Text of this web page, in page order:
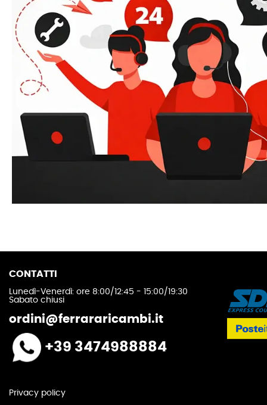
CONTATTI
Lunedì-Venerdì: ore 8:00/12:45 - 15:00/19:30
Sabato chiusi
ordini@ferrararicambi.it
+39 3474988884
Privacy policy